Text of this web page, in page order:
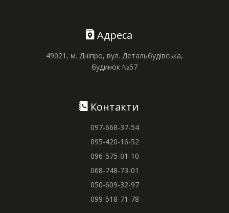
Адреса
49021, м. Дніпро, вул. Детальбудівська,
будинок №57
Контакти
097-668-37-54
095-420-16-52
096-575-01-10
068-748-73-01
050-609-32-97
099-518-71-78